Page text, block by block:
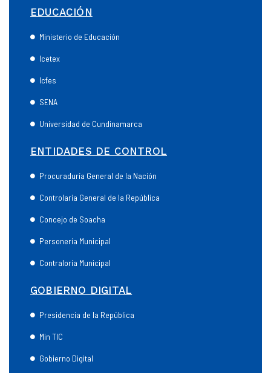
EDUCACIÓN
Ministerio de Educación
Icetex
Icfes
SENA
Universidad de Cundinamarca
ENTIDADES DE CONTROL
Procuraduría General de la Nación
Controlaría General de la República
Concejo de Soacha
Personería Municipal
Contraloría Municipal
GOBIERNO DIGITAL
Presidencia de la República
Min TIC
Gobierno Digital